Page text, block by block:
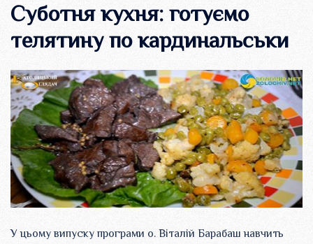
Суботня кухня: готуємо
телятину по кардинальськи
У цьому випуску програми о. Віталій Барабаш навчить